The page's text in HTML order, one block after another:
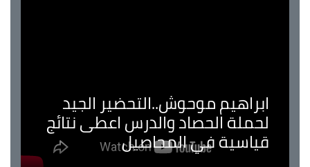
ابراهيم موحوش..التحضير الجيد
لحملة الحصاد والدرس اعطى نتائج
قياسية في المحاصيل